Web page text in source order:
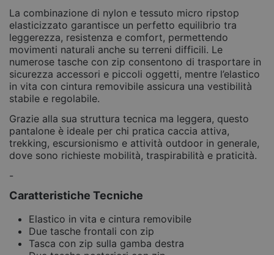
La combinazione di nylon e tessuto micro ripstop
elasticizzato garantisce un perfetto equilibrio tra
leggerezza, resistenza e comfort, permettendo
movimenti naturali anche su terreni difficili. Le
numerose tasche con zip consentono di trasportare in
sicurezza accessori e piccoli oggetti, mentre l’elastico
in vita con cintura removibile assicura una vestibilità
stabile e regolabile.
Grazie alla sua struttura tecnica ma leggera, questo
pantalone è ideale per chi pratica caccia attiva,
trekking, escursionismo e attività outdoor in generale,
dove sono richieste mobilità, traspirabilità e praticità.
-
Caratteristiche Tecniche
Elastico in vita e cintura removibile
Due tasche frontali con zip
Tasca con zip sulla gamba destra